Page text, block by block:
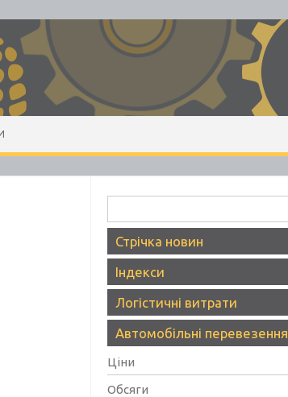
Стрічка новин
Індекси
Логістичні витрати
Автомобільні перевезення
Ціни
Обсяги